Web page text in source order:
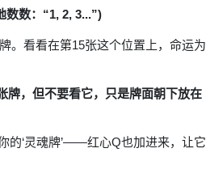
数数：“1, 2, 3...”)
。看看在第15张这个位置上，命运为
牌，但不要看它，只是牌面朝下放在
的‘灵魂牌’——红心Q也加进来，让它